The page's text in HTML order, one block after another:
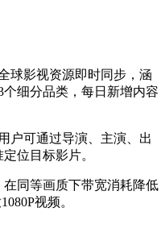
球影视资源即时同步，涵
细分品类，每日新增内容
户可通过导演、主演、出
位目标影片。
同等画质下带宽消耗降低
视频。